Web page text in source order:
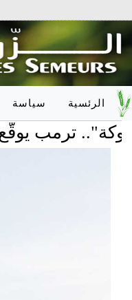
أدب
سياسة
وطـنـي
الرئسية
يوقّع أمرين